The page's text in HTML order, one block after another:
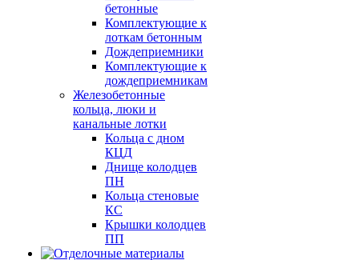
бетонные
Комплектующие к
лоткам бетонным
Дождеприемники
Комплектующие к
дождеприемникам
Железобетонные
кольца, люки и
канальные лотки
Кольца с дном
КЦД
Днище колодцев
ПН
Кольца стеновые
КС
Крышки колодцев
ПП